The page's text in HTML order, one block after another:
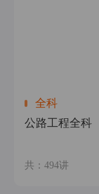
全科
公路工程全科
共：494讲